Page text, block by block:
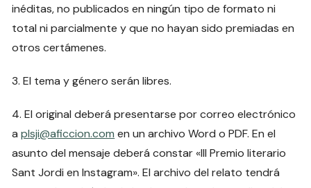
inéditas, no publicados en ningún tipo de formato ni
total ni parcialmente y que no hayan sido premiadas en
otros certámenes.
3. El tema y género serán libres.
4. El original deberá presentarse por correo electrónico
aplsji@aficcion.com en un archivo Word o PDF. En el
asunto del mensaje deberá constar «III Premio literario
Sant Jordi en Instagram». El archivo del relato tendrá